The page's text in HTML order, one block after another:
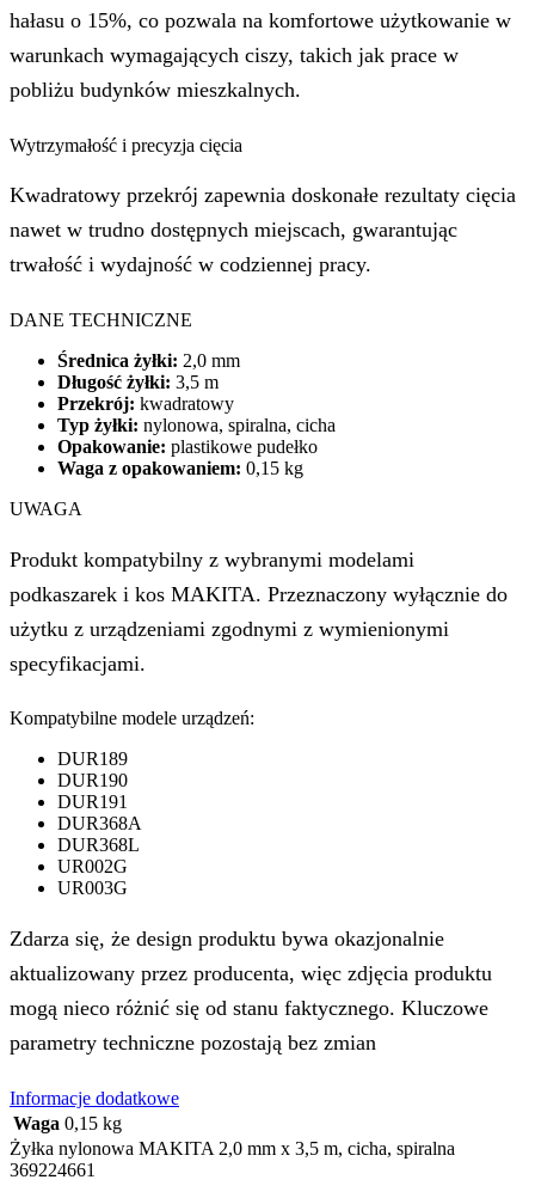
hałasu o 15%, co pozwala na komfortowe użytkowanie w
warunkach wymagających ciszy, takich jak prace w
pobliżu budynków mieszkalnych.
Wytrzymałość i precyzja cięcia
Kwadratowy przekrój zapewnia doskonałe rezultaty cięcia
nawet w trudno dostępnych miejscach, gwarantując
trwałość i wydajność w codziennej pracy.
DANE TECHNICZNE
Średnica żyłki: 2,0 mm
Długość żyłki: 3,5 m
Przekrój: kwadratowy
Typ żyłki: nylonowa, spiralna, cicha
Opakowanie: plastikowe pudełko
Waga z opakowaniem: 0,15 kg
UWAGA
Produkt kompatybilny z wybranymi modelami
podkaszarek i kos MAKITA. Przeznaczony wyłącznie do
użytku z urządzeniami zgodnymi z wymienionymi
specyfikacjami.
Kompatybilne modele urządzeń:
DUR189
DUR190
DUR191
DUR368A
DUR368L
UR002G
UR003G
Zdarza się, że design produktu bywa okazjonalnie
aktualizowany przez producenta, więc zdjęcia produktu
mogą nieco różnić się od stanu faktycznego. Kluczowe
parametry techniczne pozostają bez zmian
Informacje dodatkowe
Waga 0,15 kg
Żyłka nylonowa MAKITA 2,0 mm x 3,5 m, cicha, spiralna
369224661